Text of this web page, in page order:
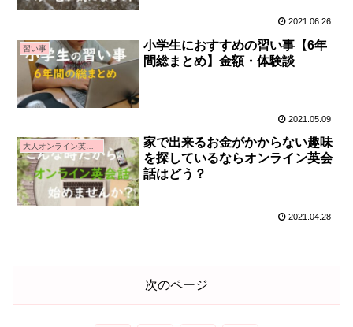
2021.06.26
習い事
小学生におすすめの習い事【6年
間総まとめ】金額・体験談
2021.05.09
大人オンライン英会話
家で出来るお金がかからない趣味
を探しているならオンライン英会
話はどう？
2021.04.28
次のページ